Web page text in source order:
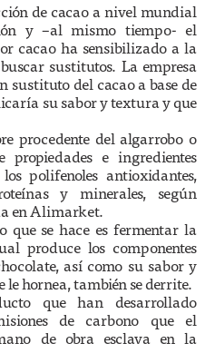
de cacao a nivel mundial
y –al mismo tiempo- el
cacao ha sensibilizado a la
sustitutos. La empresa
del cacao a base de
su sabor y textura y que
procedente del algarrobo o
e ingredientes
polifenoles antioxidantes,
y minerales, según
en Alimarket.
que se hace es fermentar la
produce los componentes
así como su sabor y
hornea, también se derrite.
que han desarrollado
de carbono que el
de obra esclava en la